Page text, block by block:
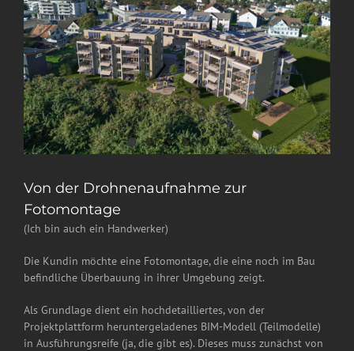
Von der Drohnenaufnahme zur
Fotomontage
(Ich bin auch ein Handwerker)
Die Kundin möchte eine Fotomontage, die eine noch im Bau
befindliche Überbauung in ihrer Umgebung zeigt.
Als Grundlage dient ein hochdetailliertes, von der
Projektplattform heruntergeladenes BIM-Modell (Teilmodelle)
in Ausführungsreife (ja, die gibt es). Dieses muss zunächst von